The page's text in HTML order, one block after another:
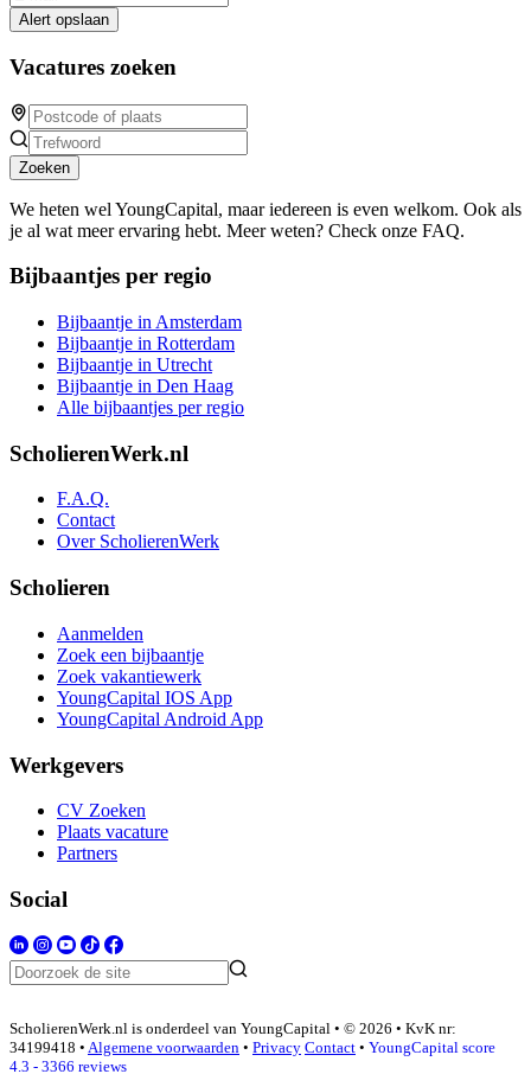
Alert opslaan
Vacatures zoeken
Zoeken
We heten wel YoungCapital, maar iedereen is even welkom. Ook als
je al wat meer ervaring hebt. Meer weten? Check onze FAQ.
Bijbaantjes per regio
Bijbaantje in Amsterdam
Bijbaantje in Rotterdam
Bijbaantje in Utrecht
Bijbaantje in Den Haag
Alle bijbaantjes per regio
ScholierenWerk.nl
F.A.Q.
Contact
Over ScholierenWerk
Scholieren
Aanmelden
Zoek een bijbaantje
Zoek vakantiewerk
YoungCapital IOS App
YoungCapital Android App
Werkgevers
CV Zoeken
Plaats vacature
Partners
Social
ScholierenWerk.nl is onderdeel van YoungCapital • © 2026 • KvK nr:
34199418 • Algemene voorwaarden • Privacy Contact • YoungCapital score
4.3 - 3366 reviews